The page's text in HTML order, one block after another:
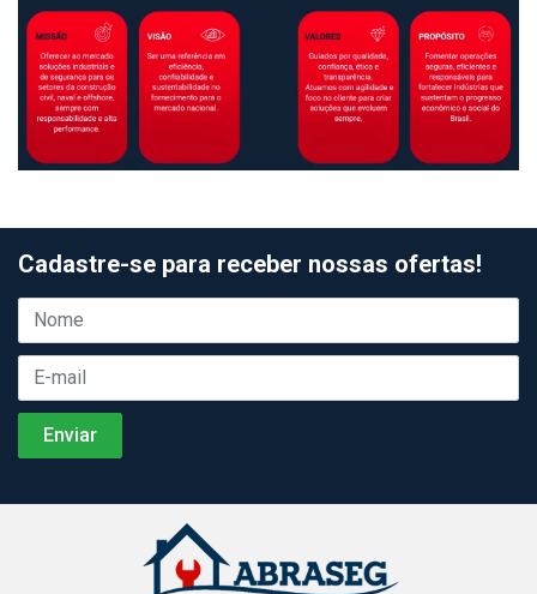
Cadastre-se para receber nossas ofertas!